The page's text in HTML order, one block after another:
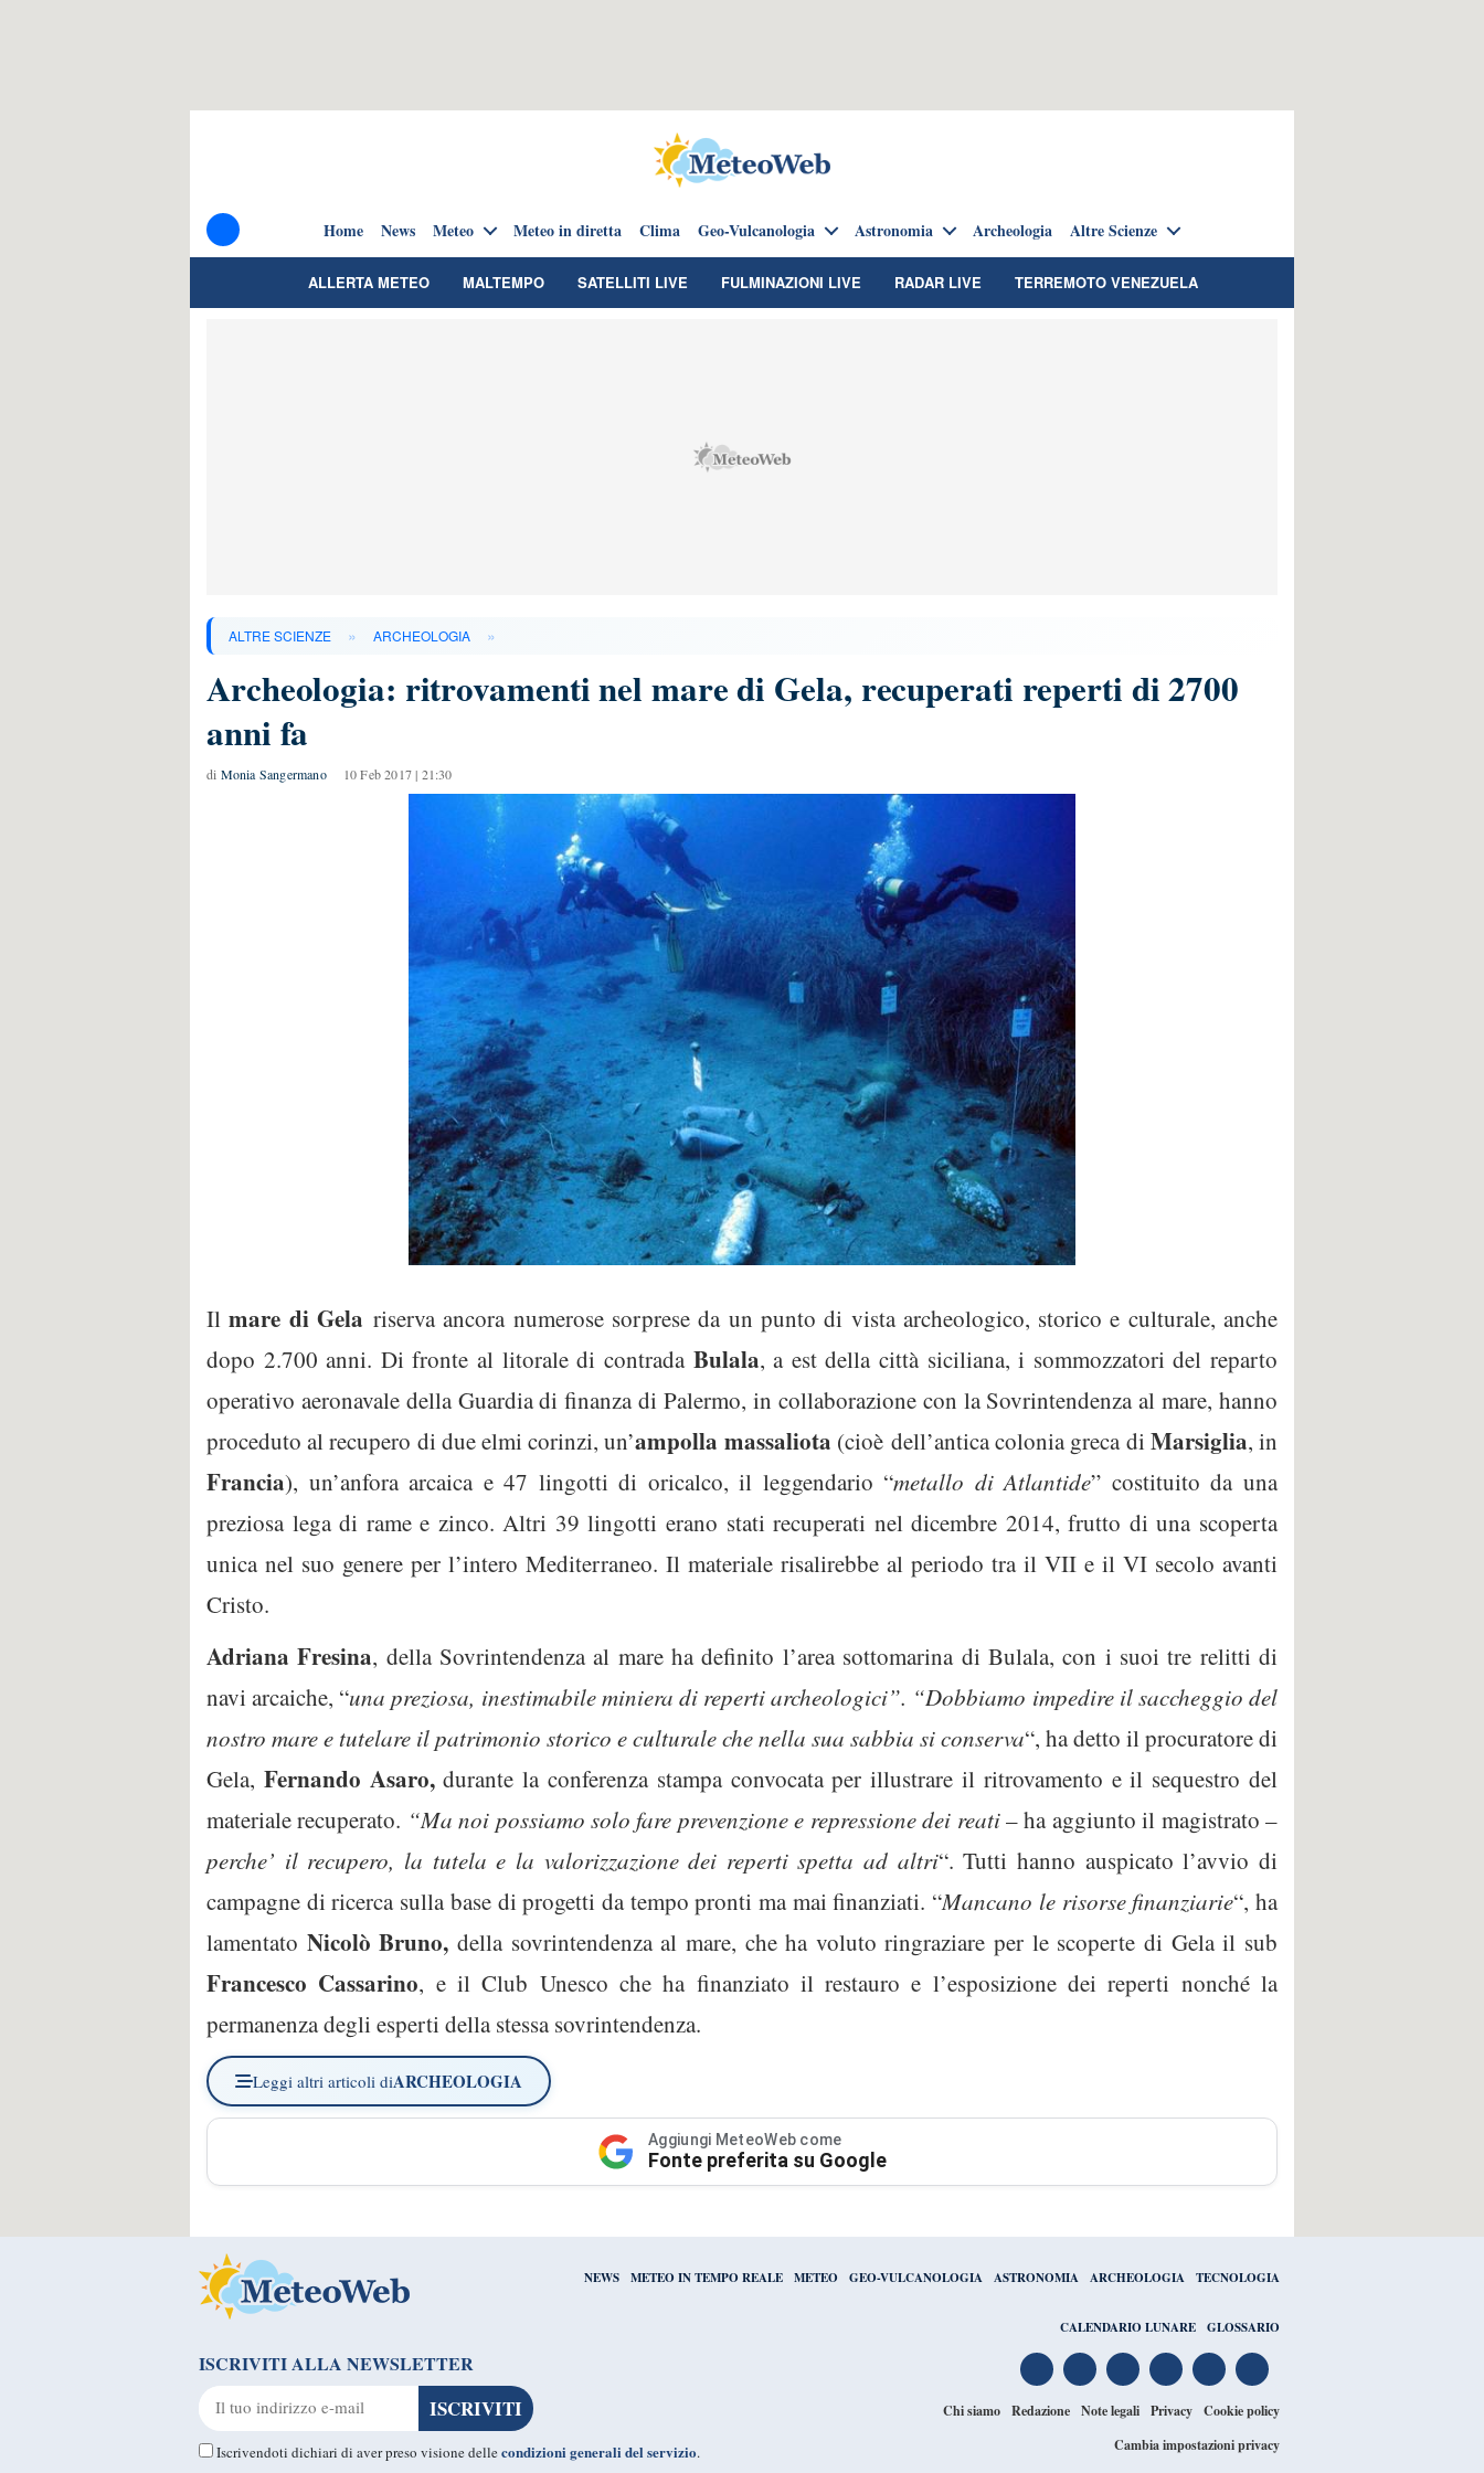
Home News Meteo Meteo in diretta Clima Geo-Vulcanologia Astronomia Archeologia Altre Scienze
ALLERTA METEO MALTEMPO SATELLITI LIVE FULMINAZIONI LIVE RADAR LIVE TERREMOTO VENEZUELA
ALTRE SCIENZE » ARCHEOLOGIA »
Archeologia: ritrovamenti nel mare di Gela, recuperati reperti di 2700
anni fa
di Monia Sangermano 10 Feb 2017 | 21:30
Ilmare di Gela riserva ancora numerose sorprese da un punto di vista archeologico, storico e culturale, anche
dopo 2.700 anni. Di fronte al litorale di contrada Bulala, a est della città siciliana, i sommozzatori del reparto
operativo aeronavale della Guardia di finanza di Palermo, in collaborazione con la Sovrintendenza al mare, hanno
proceduto al recupero di due elmi corinzi, un’ampolla massaliota (cioèdell’antica colonia greca di Marsiglia, in
Francia), un’anfora arcaica e 47 lingotti di oricalco, il leggendario “metallo di Atlantide” costituito da una
preziosa lega di rame e zinco. Altri 39 lingotti erano stati recuperati nel dicembre 2014, frutto di una scoperta
unica nel suo genere per l’intero Mediterraneo. Il materiale risalirebbe al periodo tra il VII e il VI secolo avanti
Cristo.
Adriana Fresina, della Sovrintendenza al mare ha definito l’area sottomarina di Bulala, con i suoi tre relitti di
navi arcaiche, “una preziosa, inestimabile miniera di reperti archeologici”. “Dobbiamo impedire il saccheggio del
nostro mare e tutelare il patrimonio storico e culturale che nella sua sabbia si conserva“, ha detto il procuratore di
Gela, Fernando Asaro,durante la conferenza stampa convocata per illustrare il ritrovamento e il sequestro del
materiale recuperato. “Ma noi possiamo solo fare prevenzione e repressione dei reati– ha aggiunto il magistrato –
perche’ il recupero, la tutela e la valorizzazione dei reperti spetta ad altri“. Tutti hanno auspicato l’avvio di
campagne di ricerca sulla base di progetti da tempo pronti ma mai finanziati. “Mancano le risorse finanziarie“, ha
lamentato Nicolò Bruno, della sovrintendenza al mare, che ha voluto ringraziare per le scoperte di Gela il sub
Francesco Cassarino, e il Club Unesco che ha finanziato il restauro e l’esposizione dei reperti nonché la
permanenza degli esperti della stessa sovrintendenza.
Leggi altri articoli diARCHEOLOGIA
Aggiungi MeteoWeb come
Fonte preferita su Google
NEWS METEO IN TEMPO REALE METEO GEO-VULCANOLOGIA ASTRONOMIA ARCHEOLOGIA TECNOLOGIA
CALENDARIO LUNARE GLOSSARIO
ISCRIVITI ALLA NEWSLETTER
Iscrivendoti dichiari di aver preso visione dellecondizioni generali del servizio.
Chi siamo Redazione Note legali Privacy
Cookie policy
Cambia impostazioni privacy